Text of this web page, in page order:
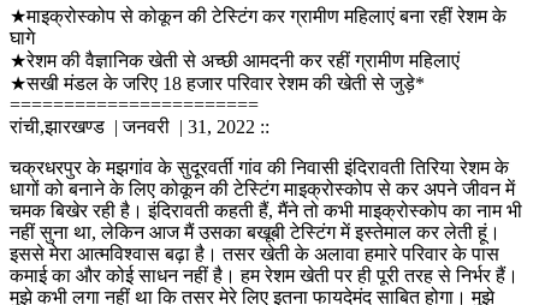
★माइक्रोस्कोप से कोकून की टेस्टिंग कर ग्रामीण महिलाएं बना रहीं रेशम के
घागे
★रेशम की वैज्ञानिक खेती से अच्छी आमदनी कर रहीं ग्रामीण महिलाएं
★सखी मंडल के जरिए 18 हजार परिवार रेशम की खेती से जुड़े*
=======================
रांची,झारखण्ड | जनवरी | 31, 2022 ::
चक्रधरपुर के मझगांव के सुदूरवर्ती गांव की निवासी इंदिरावती तिरिया रेशम के
धागों को बनाने के लिए कोकून की टेस्टिंग माइक्रोस्कोप से कर अपने जीवन में
चमक बिखेर रही है। इंदिरावती कहती हैं, मैंने तो कभी माइक्रोस्कोप का नाम भी
नहीं सुना था, लेकिन आज मैं उसका बखूबी टेस्टिंग में इस्तेमाल कर लेती हूं।
इससे मेरा आत्मविश्वास बढ़ा है। तसर खेती के अलावा हमारे परिवार के पास
कमाई का और कोई साधन नहीं है। हम रेशम खेती पर ही पूरी तरह से निर्भर हैं।
मुझे कभी लगा नहीं था कि तसर मेरे लिए इतना फायदेमंद साबित होगा। मुझे